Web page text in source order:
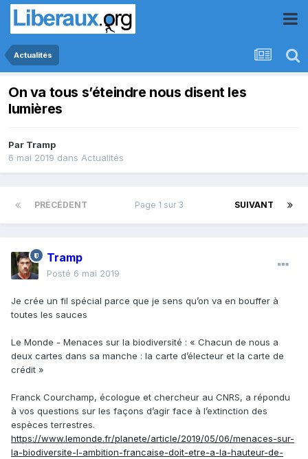
Actualités
On va tous s’éteindre nous disent les
lumières
Par Tramp
6 mai 2019 dans Actualités
PRÉCÉDENT SUIVANT
Page 1 sur 3
Tramp
Posté 6 mai 2019
Je crée un fil spécial parce que je sens qu’on va en bouffer à
toutes les sauces
Le Monde - Menaces sur la biodiversité : « Chacun de nous a
deux cartes dans sa manche : la carte d’électeur et la carte de
crédit »
Franck Courchamp, écologue et chercheur au CNRS, a répondu
à vos questions sur les façons d’agir face à l’extinction des
espèces terrestres.
https://www.lemonde.fr/planete/article/2019/05/06/menaces-sur-
la-biodiversite-l-ambition-francaise-doit-etre-a-la-hauteur-de-